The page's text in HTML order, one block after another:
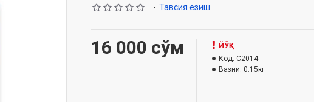
- Тавсия ёзиш
16 000 сўм
ЙЎҚ
Код: C2014
Вазни: 0.15кг